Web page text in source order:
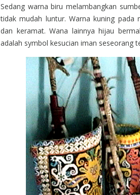
Sedang warna biru melambangkan
tidak mudah luntur. Warna kuning pada
dan keramat. Wana lainnya hijau
adalah symbol kesucian iman seseorang